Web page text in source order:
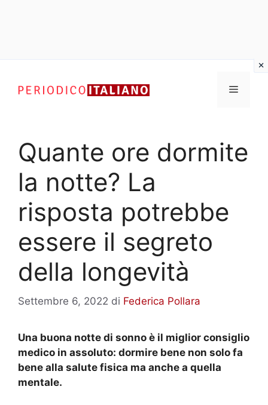
contenuto
Menu
Quante ore dormite
la notte? La
risposta potrebbe
essere il segreto
della longevità
Settembre 6, 2022 di Federica Pollara
Una buona notte di sonno è il miglior consiglio
medico in assoluto: dormire bene non solo fa
bene alla salute fisica ma anche a quella
mentale.